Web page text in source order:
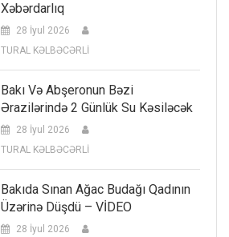
Xəbərdarlıq
28 İyul 2026
TURAL KƏLBƏCƏRLİ
Bakı Və Abşeronun Bəzi
Ərazilərində 2 Günlük Su Kəsiləcək
28 İyul 2026
TURAL KƏLBƏCƏRLİ
Bakıda Sınan Ağac Budağı Qadının
Üzərinə Düşdü – VİDEO
28 İyul 2026